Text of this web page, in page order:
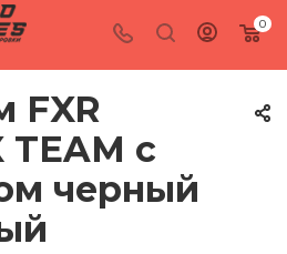
0
FXR
TEAM с
черный